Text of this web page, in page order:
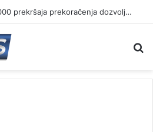
Otkriveno više od 19.000 prekršaja prekoračenja dozvoljene brzine